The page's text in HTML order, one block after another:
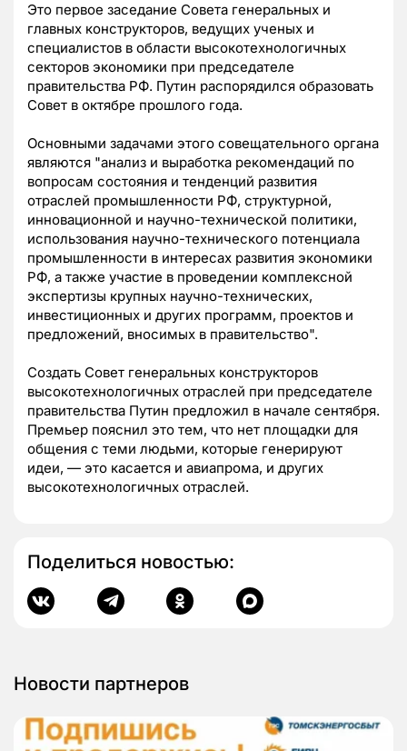
Это первое заседание Совета генеральных и
главных конструкторов, ведущих ученых и
специалистов в области высокотехнологичных
секторов экономики при председателе
правительства РФ. Путин распорядился образовать
Совет в октябре прошлого года.
Основными задачами этого совещательного органа
являются "анализ и выработка рекомендаций по
вопросам состояния и тенденций развития
отраслей промышленности РФ, структурной,
инновационной и научно-технической политики,
использования научно-технического потенциала
промышленности в интересах развития экономики
РФ, а также участие в проведении комплексной
экспертизы крупных научно-технических,
инвестиционных и других программ, проектов и
предложений, вносимых в правительство".
Создать Совет генеральных конструкторов
высокотехнологичных отраслей при председателе
правительства Путин предложил в начале сентября.
Премьер пояснил это тем, что нет площадки для
общения с теми людьми, которые генерируют
идеи, — это касается и авиапрома, и других
высокотехнологичных отраслей.
Поделиться новостью:
Новости партнеров